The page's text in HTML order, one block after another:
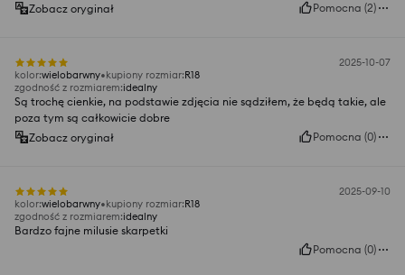
Zobacz oryginał
Pomocna (2)
2025-10-07
kolor:wielobarwny kupiony rozmiar:R18
zgodność z rozmiarem:idealny
Są trochę cienkie, na podstawie zdjęcia nie sądziłem, że będą takie, ale
poza tym są całkowicie dobre
Zobacz oryginał
Pomocna (0)
2025-09-10
kolor:wielobarwny kupiony rozmiar:R18
zgodność z rozmiarem:idealny
Bardzo fajne milusie skarpetki
Pomocna (0)